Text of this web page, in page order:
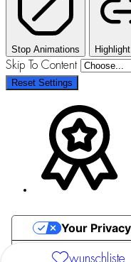
wunschliste
Stop Animations
Skip To Content
Reset Settings
Notice at collection
Your